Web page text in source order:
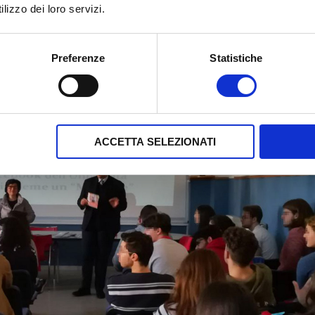
dei loro servizi.
Preferenze Statistiche
ACCETTA SELEZIONATI